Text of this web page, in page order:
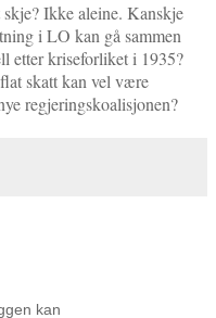
Ikke aleine. Kanskje
i LO kan gå sammen
etter kriseforliket i 1935?
skatt kan vel være
regjeringskoalisjonen?
kan